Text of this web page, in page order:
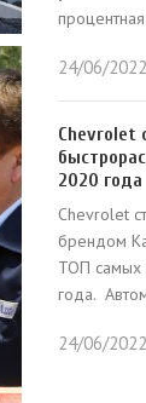
24/06/2022
Chevrolet
2020 года
Chevrolet
брендом
ТОП самых
года.
24/06/2022